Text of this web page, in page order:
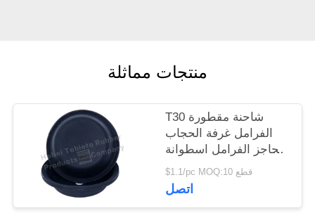
منتجات مماثلة
T30 شاحنة مقطورة
الفرامل غرفة الحجاب
الحاجز الفرامل اسطوانة
الكؤوس نوع عميق
$1.1/pc MOQ:10 قطع
اتصل